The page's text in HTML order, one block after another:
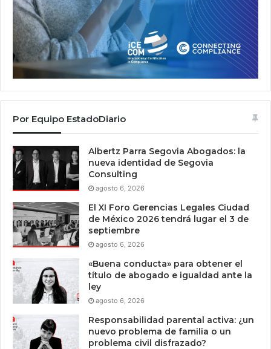
Por Equipo EstadoDiario
Albertz Parra Segovia Abogados: la
nueva identidad de Segovia
Consulting
agosto 6, 2026
El XI Foro Gerencias Legales Ciudad
de México 2026 tendrá lugar el 3 de
septiembre
agosto 6, 2026
«Buena conducta» para obtener el
título de abogado e igualdad ante la
ley
agosto 6, 2026
Responsabilidad parental activa: ¿un
nuevo problema de familia o un
problema civil disfrazado?